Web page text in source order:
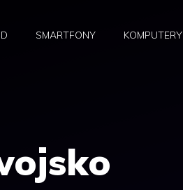
SMARTFONY KOMPUTERY